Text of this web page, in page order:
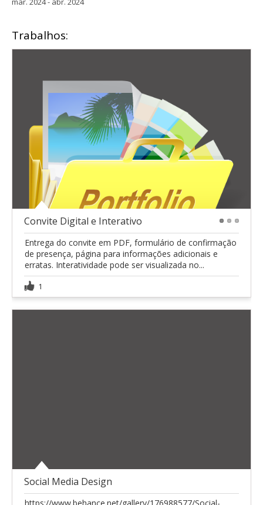
Trabalhos:
Convite Digital e Interativo
Entrega do convite em PDF, formulário de confirmação
de presença, página para informações adicionais e
erratas. Interatividade pode ser visualizada no...
1
Social Media Design